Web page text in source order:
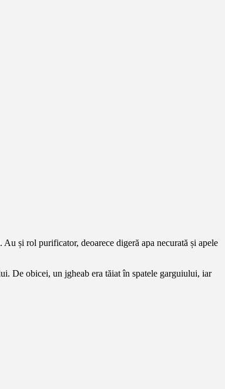
și rol purificator, deoarece digeră apa necurată și apele
De obicei, un jgheab era tăiat în spatele garguiului, iar